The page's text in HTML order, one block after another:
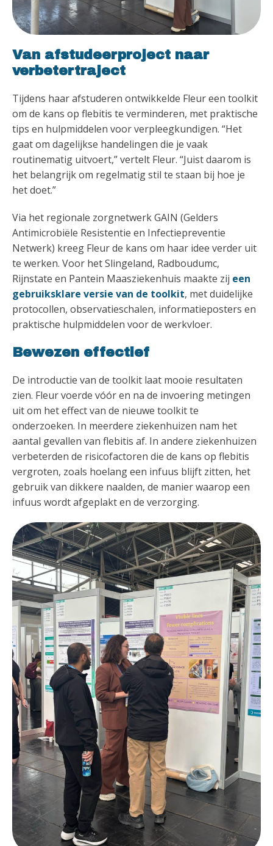
Van afstudeerproject naar
verbetertraject
Tijdens haar afstuderen ontwikkelde Fleur een toolkit
om de kans op flebitis te verminderen, met praktische
tips en hulpmiddelen voor verpleegkundigen. “Het
gaat om dagelijkse handelingen die je vaak
routinematig uitvoert,” vertelt Fleur. “Juist daarom is
het belangrijk om regelmatig stil te staan bij hoe je
het doet.”
Via het regionale zorgnetwerk GAIN (Gelders
Antimicrobiële Resistentie en Infectiepreventie
Netwerk) kreeg Fleur de kans om haar idee verder uit
te werken. Voor het Slingeland, Radboudumc,
Rijnstate en Pantein Maasziekenhuis maakte zij een
gebruiksklare versie van de toolkit, met duidelijke
protocollen, observatieschalen, informatieposters en
praktische hulpmiddelen voor de werkvloer.
Bewezen effectief
De introductie van de toolkit laat mooie resultaten
zien. Fleur voerde vóór en na de invoering metingen
uit om het effect van de nieuwe toolkit te
onderzoeken. In meerdere ziekenhuizen nam het
aantal gevallen van flebitis af. In andere ziekenhuizen
verbeterden de risicofactoren die de kans op flebitis
vergroten, zoals hoelang een infuus blijft zitten, het
gebruik van dikkere naalden, de manier waarop een
infuus wordt afgeplakt en de verzorging.